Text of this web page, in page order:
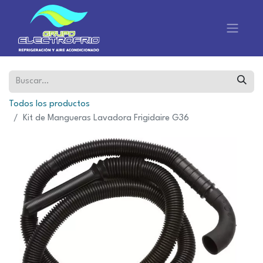
Todos los productos
Kit de Mangueras Lavadora Frigidaire G36